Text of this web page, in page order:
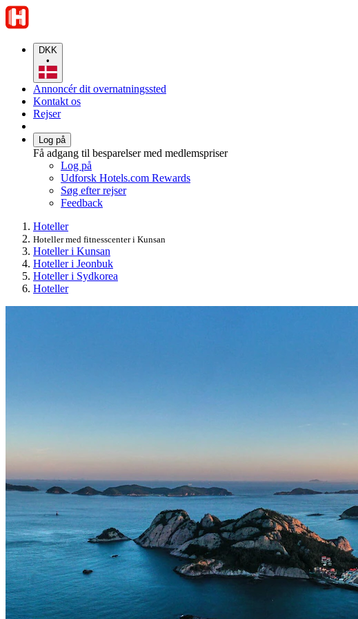
DKK
•
Annoncér dit overnatningssted
Kontakt os
Rejser
Log på
Få adgang til besparelser med medlemspriser
Log på
Udforsk Hotels.com Rewards
Søg efter rejser
Feedback
Hoteller
Hoteller med fitnesscenter i Kunsan
Hoteller i Kunsan
Hoteller i Jeonbuk
Hoteller i Sydkorea
Hoteller